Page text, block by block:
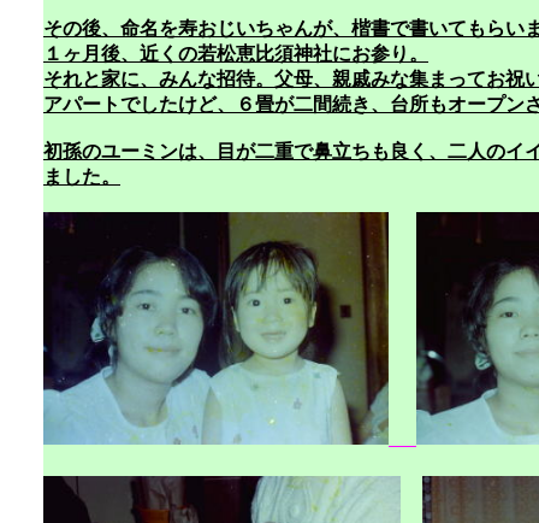
その後、命名を寿おじいちゃんが、楷書で書いてもらい
１ヶ月後、近くの若松恵比須神社にお参り。
それと家に、みんな招待。父母、親戚みな集まってお祝
アパートでしたけど、６畳が二間続き、台所もオープン
初孫のユーミンは、目が二重で鼻立ちも良く、二人のイ
ました。